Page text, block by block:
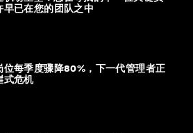
早已在您的团队之中
位每季度骤降80%，下一代管理者正
式危机